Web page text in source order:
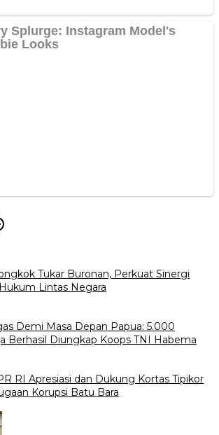
Tukar Buronan, Perkuat Sinergi
Lintas Negara
Demi Masa Depan Papua: 5.000
Berhasil Diungkap Koops TNI Habema
RI Apresiasi dan Dukung Kortas Tipikor
Korupsi Batu Bara